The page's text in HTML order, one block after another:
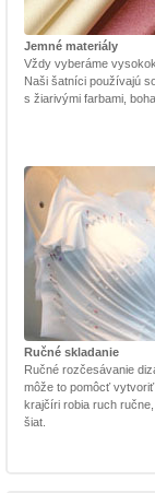
Jemné materiály
Vždy vyberáme
Naši šatníci používajú
s žiarivými farbami,
Ručné skladanie
Ručné rozčesávanie
môže to pomôcť
krajčíri robia ruch
šiat.